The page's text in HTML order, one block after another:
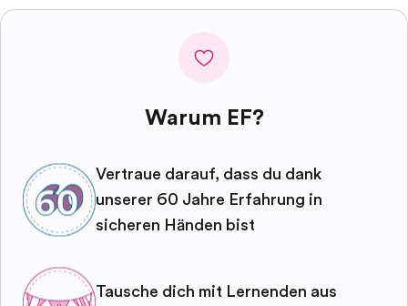
Warum EF?
Vertraue darauf, dass du dank
unserer 60 Jahre Erfahrung in
sicheren Händen bist
Tausche dich mit Lernenden aus